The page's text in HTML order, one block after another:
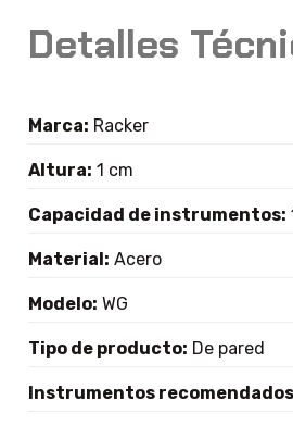
Detalles
Marca: Racker
Altura: 1 cm
Capacidad de instrumentos:
Material: Acero
Modelo: WG
Tipo de producto: De pared
Instrumentos